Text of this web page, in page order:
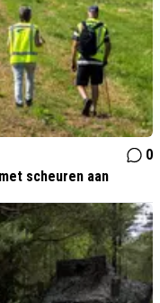
0
scheuren aan